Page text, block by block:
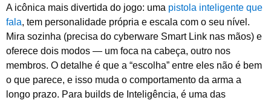
A icônica mais divertida do jogo: uma pistola inteligente que
fala, tem personalidade própria e escala com o seu nível.
Mira sozinha (precisa do cyberware Smart Link nas mãos) e
oferece dois modos — um foca na cabeça, outro nos
membros. O detalhe é que a “escolha” entre eles não é bem
o que parece, e isso muda o comportamento da arma a
longo prazo. Para builds de Inteligência, é uma das